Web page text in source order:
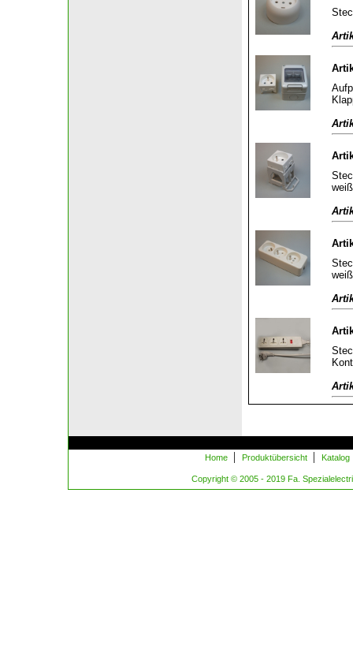
weiß
weiß
Home | Produktübersicht | Katalog
Copyright © 2005 - 2019 Fa.